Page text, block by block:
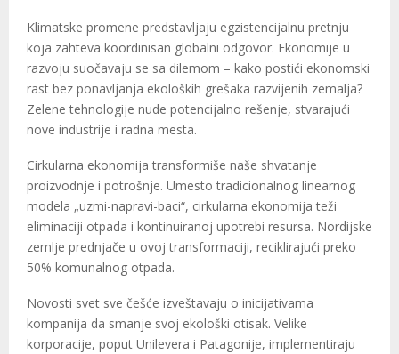
Klimatske promene predstavljaju egzistencijalnu pretnju
koja zahteva koordinisan globalni odgovor. Ekonomije u
razvoju suočavaju se sa dilemom – kako postići ekonomski
rast bez ponavljanja ekoloških grešaka razvijenih zemalja?
Zelene tehnologije nude potencijalno rešenje, stvarajući
nove industrije i radna mesta.
Cirkularna ekonomija transformiše naše shvatanje
proizvodnje i potrošnje. Umesto tradicionalnog linearnog
modela „uzmi-napravi-baci“, cirkularna ekonomija teži
eliminaciji otpada i kontinuiranoj upotrebi resursa. Nordijske
zemlje prednjače u ovoj transformaciji, reciklirajući preko
50% komunalnog otpada.
Novosti svet sve češće izveštavaju o inicijativama
kompanija da smanje svoj ekološki otisak. Velike
korporacije, poput Unilevera i Patagonije, implementiraju